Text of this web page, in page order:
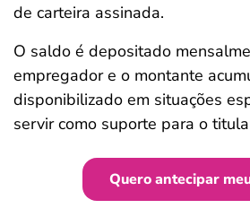
de carteira assinada.
O saldo é depositado
empregador e o montante
disponibilizado em situações
servir como suporte para o
Quero antecipar